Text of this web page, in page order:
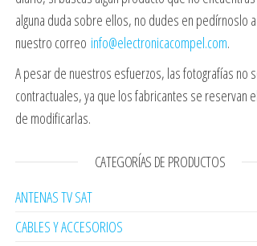
alguna duda sobre ellos, no dudes en pedírnoslo
nuestro correo info@electronicacompel.com.
A pesar de nuestros esfuerzos, las fotografías no
contractuales, ya que los fabricantes se reservan
de modificarlas.
CATEGORÍAS DE PRODUCTOS
ANTENAS TV SAT
CABLES Y ACCESORIOS